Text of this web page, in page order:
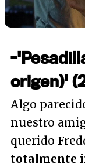
-
origen)'
Algo
nuestro
querido
totalmente